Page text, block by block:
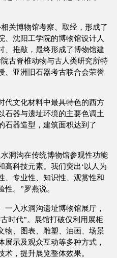
关博物馆考察、取经，形成了
、沈阳工学院的博物馆设计人
、推敲，最终形成了博物馆建
古脊椎动物与古人类研究所特
、亚洲旧石器考古联合会荣誉
代文化材料中最具特色的西方
石器与遗址环境的主要色调土
石器造型，建筑面积达到了
洞沟在传统博物馆参观性功能
高科技元素。我们突出‘以人为
、专业性、知识性、观赏性和
。”罗燕说。
入水洞沟遗址博物馆展厅，
时代”。展馆打破仅利用展柜
物、图表、雕塑、油画、场景
示及观众互动等多种方式，
，提升展览整体效果。